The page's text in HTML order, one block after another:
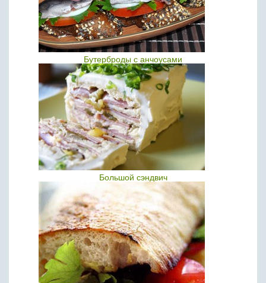
Бутерброды с анчоусами
Большой сэндвич